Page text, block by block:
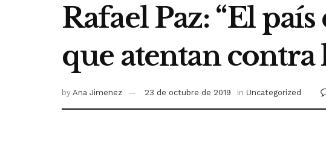
Rafael Paz: “El
que atentan contra
by Ana Jimenez 23 de octubre de 2019 in Uncategorized